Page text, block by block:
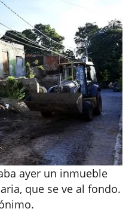
ayer un inmueble
que se ve al fondo.